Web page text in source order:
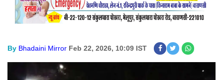
By Bhadaini Mirror Feb 22, 2026, 10:09 IST